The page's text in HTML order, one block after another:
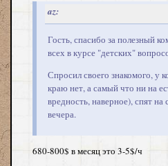
az:
Гость, спасибо за полезный
всех в курсе "детских"
Спросил своего знакомого, у
краю нет, а самый что ни на
вредность, наверное), спят
вечера.
680-800$ в месяц это 3-5$/ч